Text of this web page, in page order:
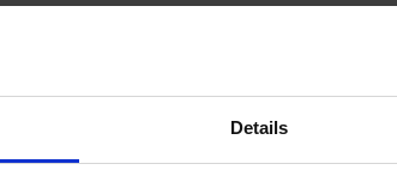
Details
concept
transport
te maken.
ingestelde
als A-
als lus